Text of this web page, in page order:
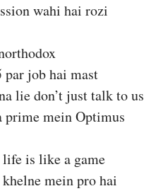
wahi hai rozi
par job hai mast
lie don’t just talk to us
prime mein Optimus
life is like a game
mein pro hai